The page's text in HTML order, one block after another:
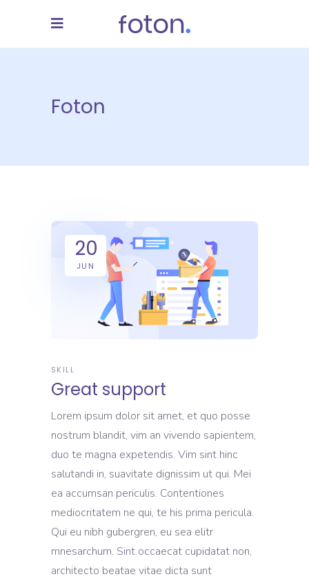
Foton
20
JUN
SKILL
Great support
Lorem ipsum dolor sit amet, et quo posse
nostrum blandit, vim an vivendo sapientem,
duo te magna expetendis. Vim sint hinc
salutandi in, suavitate dignissim ut qui. Mei
ea accumsan periculis. Contentiones
mediocritatem ne qui, te his prima pericula.
Qui eu nibh gubergren, eu sea elitr
mnesarchum. Sint occaecat cupidatat non,
architecto beatae vitae dicta sunt